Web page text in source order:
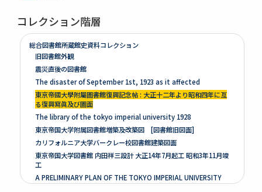
コレクション階層
総合図書館所蔵館史資料コレクション
旧図書館外観
震災直後の図書館
The disaster of September 1st, 1923 as it affected
東京帝國大學附屬圖書館復興記念帖 : 大正十二年より昭和四年に亙
る復興寫眞及び圖面
The library of the tokyo imperial university 1928
東京帝国大学附属図書館増築及改築図 [図書館旧図面]
カリフォルニア大学バークレー校図書館建築図面
東京帝国大学図書館 内田祥三設計 大正14年7月起工 昭和3年11月竣
工
A PRELIMINARY PLAN OF THE TOKYO IMPERIAL UNIVERSITY
LIBRARY TO BE ERECTED BY THE DONATION OF MR. JOHN D.